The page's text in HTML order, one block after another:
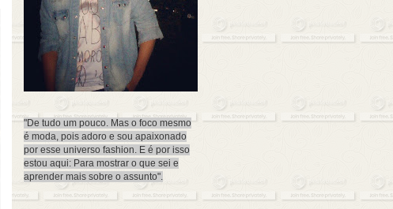
"De tudo um pouco. Mas o foco mesmo
é moda, pois adoro e sou apaixonado
por esse universo fashion. E é por isso
estou aqui: Para mostrar o que sei e
aprender mais sobre o assunto".